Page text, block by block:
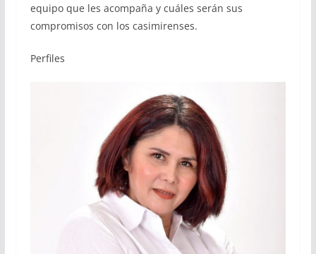
equipo que les acompaña y cuáles serán sus
compromisos con los casimirenses.
Perfiles